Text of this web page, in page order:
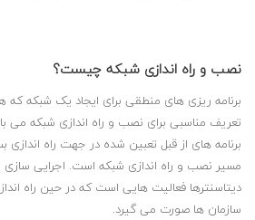
نصب و راه اندازی شبکه چیست؟
برنامه ریزی های منطقی برای ایجاد یک شبکه که
تعریف مناسبی برای نصب و راه اندازی شبکه می
برنامه های از قبل تعبین شده در جهت راه
مسیر نصب و راه اندازی شبکه است. اجرایی سازی
دیتاسنترها فعالیت هایی است که در حین راه
سازمان ها صورت می گیرد.